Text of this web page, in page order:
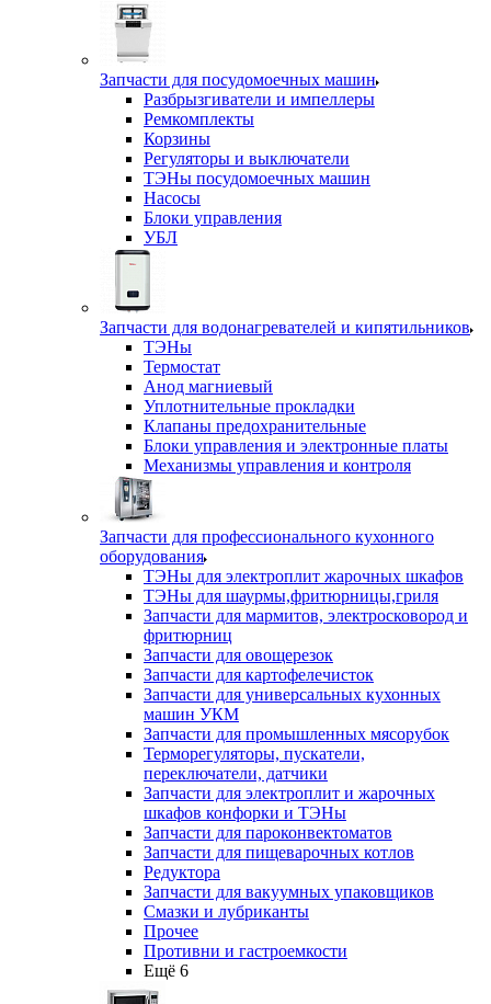
Запчасти для посудомоечных машин
Разбрызгиватели и импеллеры
Ремкомплекты
Корзины
Регуляторы и выключатели
ТЭНы посудомоечных машин
Насосы
Блоки управления
УБЛ
Запчасти для водонагревателей и кипятильников
ТЭНы
Термостат
Анод магниевый
Уплотнительные прокладки
Клапаны предохранительные
Блоки управления и электронные платы
Механизмы управления и контроля
Запчасти для профессионального кухонного
оборудования
ТЭНы для электроплит жарочных шкафов
ТЭНы для шаурмы,фритюрницы,гриля
Запчасти для мармитов, электросковород и
фритюрниц
Запчасти для овощерезок
Запчасти для картофелечисток
Запчасти для универсальных кухонных
машин УКМ
Запчасти для промышленных мясорубок
Терморегуляторы, пускатели,
переключатели, датчики
Запчасти для электроплит и жарочных
шкафов конфорки и ТЭНы
Запчасти для пароконвектоматов
Запчасти для пищеварочных котлов
Редуктора
Запчасти для вакуумных упаковщиков
Смазки и лубриканты
Прочее
Противни и гастроемкости
Ещё 6